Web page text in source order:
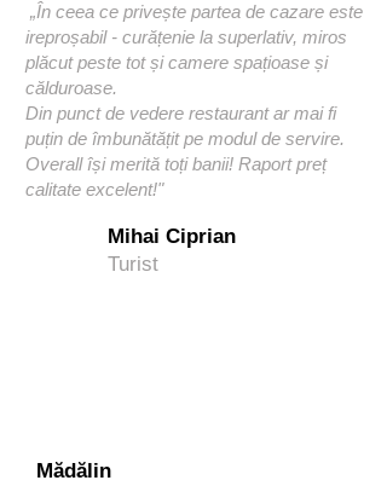
Mihai Ciprian
Turist
Mădălin
„În ceea ce privește partea de cazare este
ireproșabil - curățenie la superlativ, miros
plăcut peste tot și camere spațioase și
călduroase.
Din punct de vedere restaurant ar mai fi
puțin de îmbunătățit pe modul de servire.
Overall își merită toți banii! Raport preț
calitate excelent!"